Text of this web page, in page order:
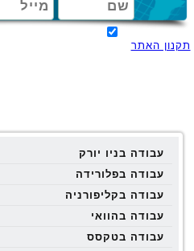
תקנון האתר
עבודה בניו יורק
עבודה בפלורידה
עבודה בקליפורניה
עבודה בהוואי
עבודה בטקסס